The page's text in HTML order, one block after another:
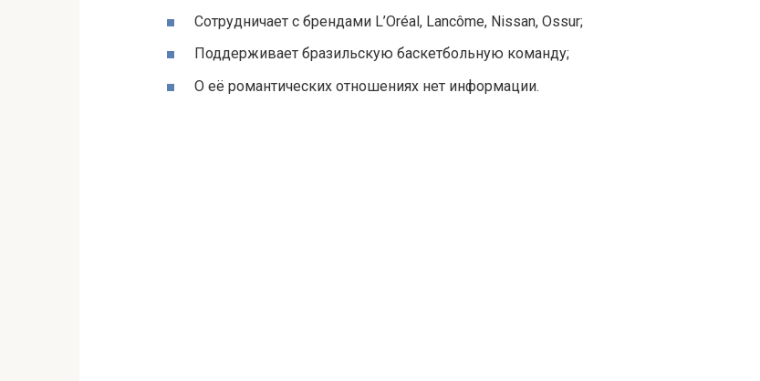
Сотрудничает с брендами L’Oréal, Lancôme, Nissan, Ossur;
Поддерживает бразильскую баскетбольную команду;
О её романтических отношениях нет информации.